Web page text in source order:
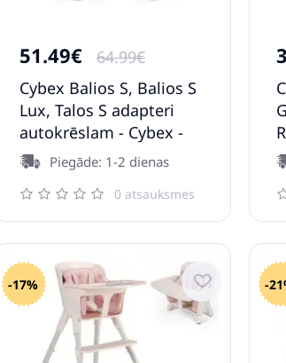
51.49€
64.99€
Cybex Balios S, Balios S
Lux, Talos S adapteri
autokrēslam - Cybex -
Maxi Cosi - BeSafe
Piegāde: 1-2 dienas
0 atsauksmes
-17% -